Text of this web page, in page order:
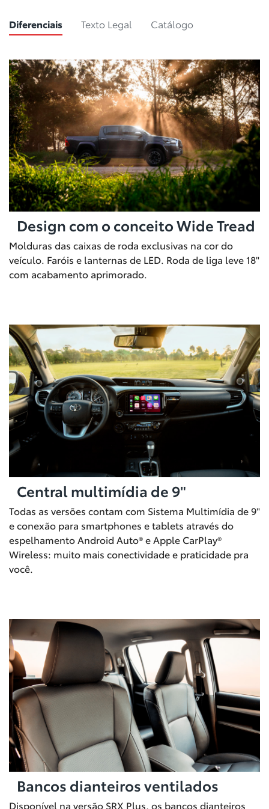
Diferenciais Texto Legal Catálogo
Design com o conceito Wide Tread
Molduras das caixas de roda exclusivas na cor do
veículo. Faróis e lanternas de LED. Roda de liga leve 18"
com acabamento aprimorado.
Central multimídia de 9"
Todas as versões contam com Sistema Multimídia de 9"
e conexão para smartphones e tablets através do
espelhamento Android Auto® e Apple CarPlay®
Wireless: muito mais conectividade e praticidade pra
você.
Bancos dianteiros ventilados
Disponível na versão SRX Plus, os bancos dianteiros